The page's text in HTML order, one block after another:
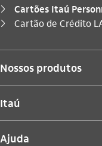
seta_direita Cartões Itaú
seta_direita
Você está aqui:
Cartão de Crédito
Nossos produtos
Itaú
Ajuda